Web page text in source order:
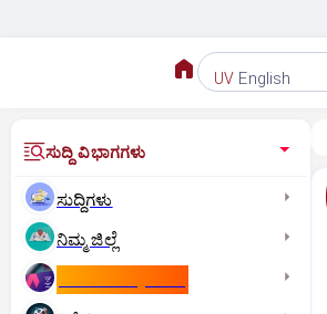
UV English
ಸುದ್ದಿ ವಿಭಾಗಗಳು
ಸುದ್ದಿಗಳು
ನಿಮ್ಮ ಜಿಲ್ಲೆ